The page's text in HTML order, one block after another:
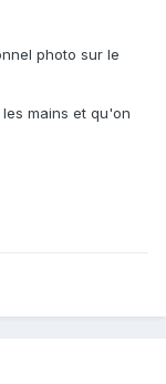
photo sur le
mains et qu'on